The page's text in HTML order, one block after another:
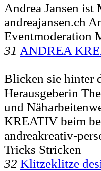
Andrea Jansen ist
andreajansen.ch
Eventmoderation
31 ANDREA
Blicken sie hinter
Herausgeberin
und
KREATIV beim
andreakreativ-
Tricks Stricken
32 Klitzeklitze